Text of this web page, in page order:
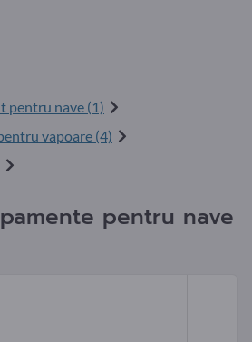
pentru nave (1)
vapoare (4)
pentru nave